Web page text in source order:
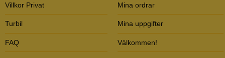
Villkor Privat
Turbil
FAQ
Mina ordrar
Mina uppgifter
Välkommen!